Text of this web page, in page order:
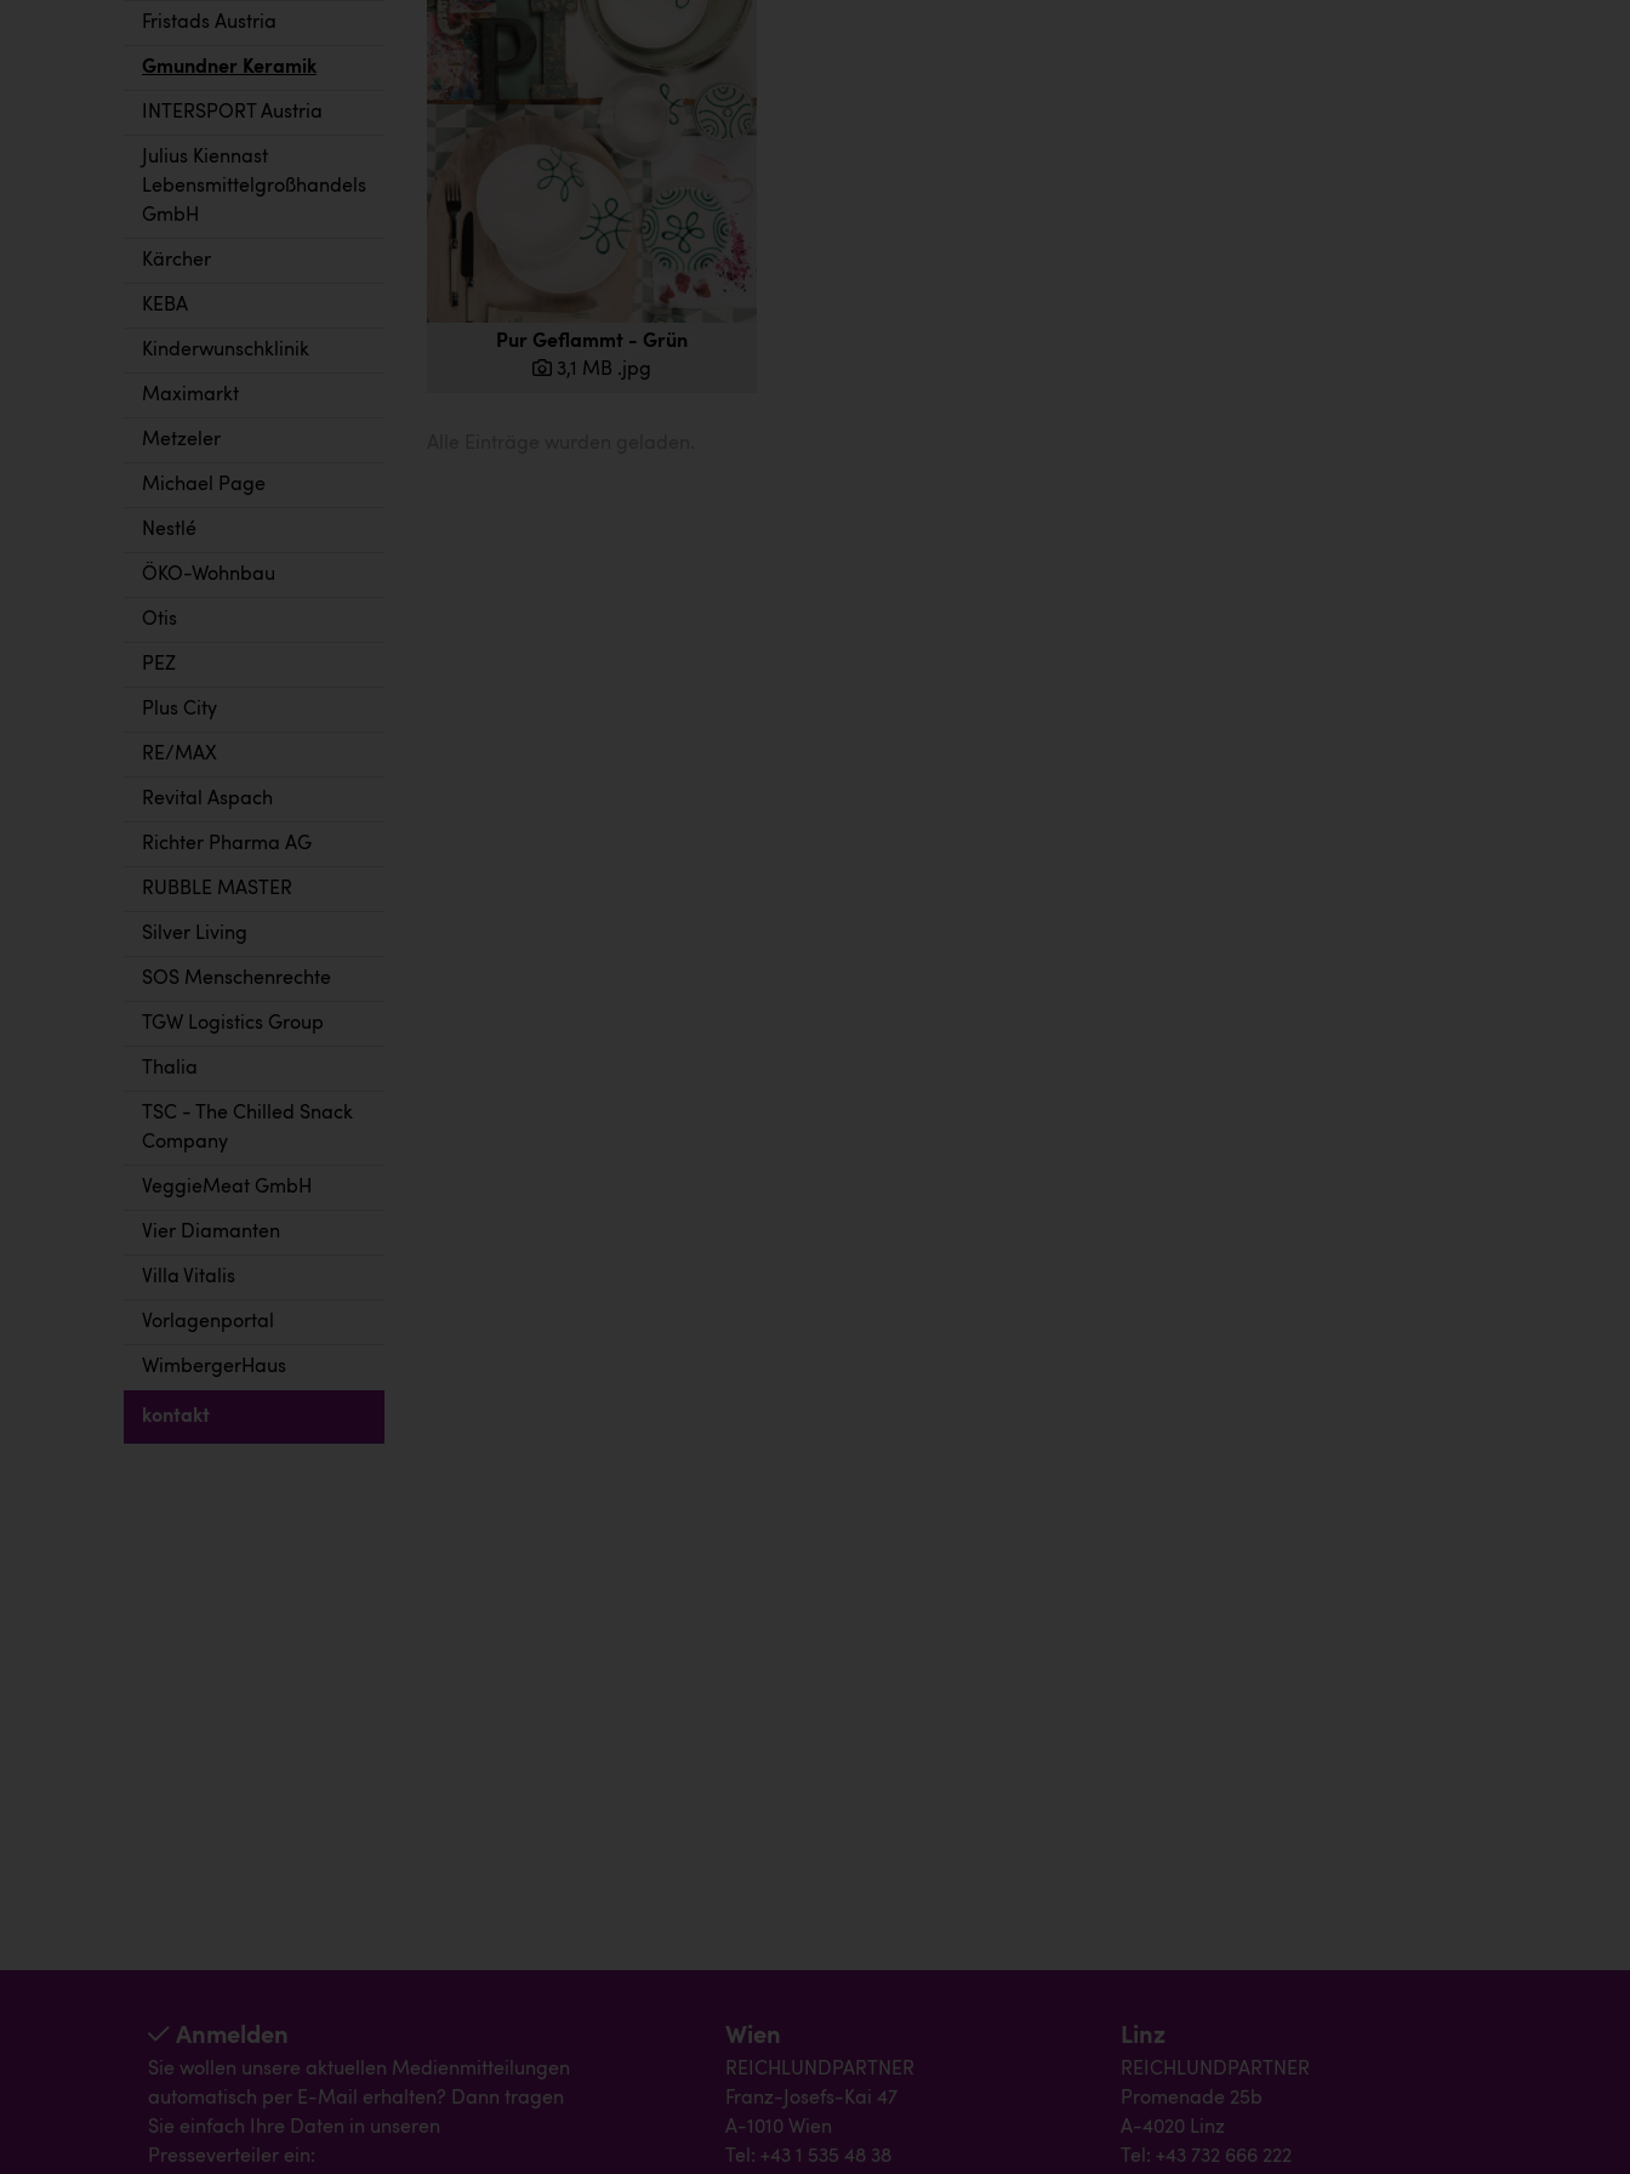
Fristads Austria
Gmundner Keramik
INTERSPORT Austria
Julius Kiennast
Lebensmittelgroßhandels
GmbH
Kärcher
KEBA
Kinderwunschklinik
Maximarkt
Metzeler
Michael Page
Nestlé
ÖKO-Wohnbau
Otis
PEZ
Plus City
RE/MAX
Revital Aspach
Richter Pharma AG
RUBBLE MASTER
Silver Living
SOS Menschenrechte
TGW Logistics Group
Thalia
TSC - The Chilled Snack
Company
VeggieMeat GmbH
Vier Diamanten
Villa Vitalis
Vorlagenportal
WimbergerHaus
kontakt
Pur Geflammt - Grün
3,1 MB .jpg
Anmelden
Sie wollen unsere aktuellen Medienmitteilungen
automatisch per E-Mail erhalten? Dann tragen
Sie einfach Ihre Daten in unseren
Presseverteiler ein:
Wien
REICHLUNDPARTNER
Franz-Josefs-Kai 47
A-1010 Wien
Tel: +43 1 535 48 38
Linz
REICHLUNDPARTNER
Promenade 25b
A-4020 Linz
Tel: +43 732 666 222